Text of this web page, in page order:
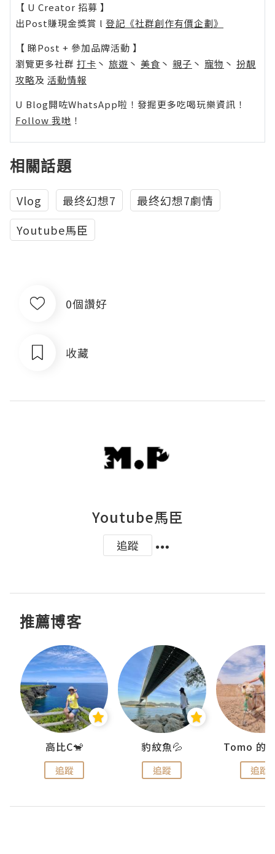
【 U Creator 招募 】
出Post賺現金獎賞 l 登記《社群創作有價企劃》
【 睇Post + 參加品牌活動 】
瀏覽更多社群 打卡 丶 旅遊 丶 美食 丶 親子 丶 寵物 丶 扮靚
攻略及 活動情報
U Blog開咗WhatsApp啦！發掘更多吃喝玩樂資訊！
Follow 我哋 ！
相關話題
Vlog 最终幻想7
最终幻想7劇情
Youtube馬臣
0個讚好
收藏
Youtube馬臣
追蹤
推薦博客
高比C🐒
追蹤
豹紋魚💦
追蹤 追蹤